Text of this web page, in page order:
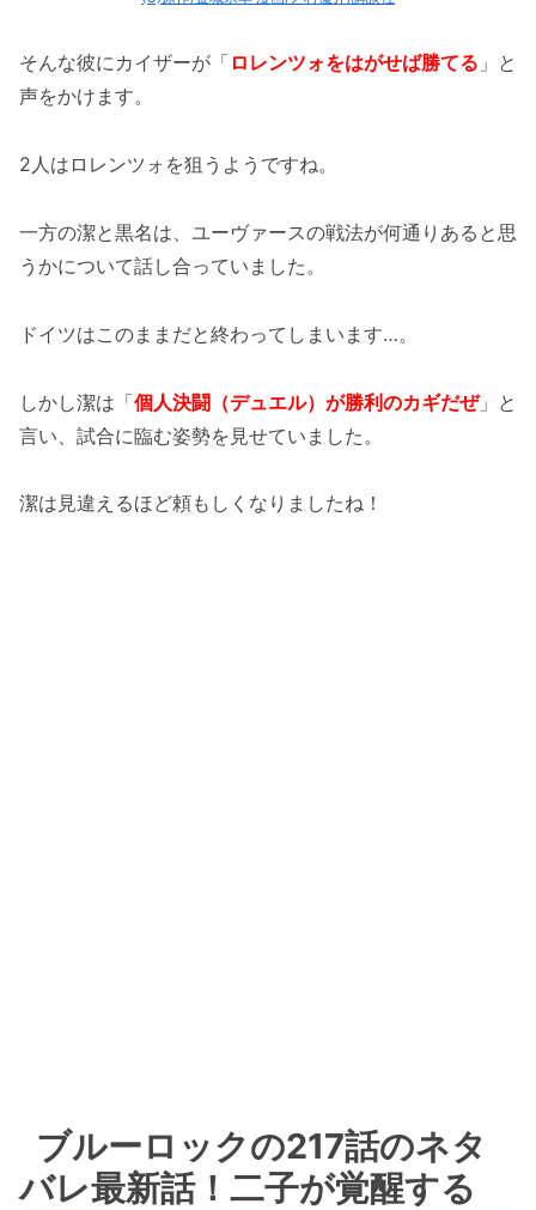
そんな彼にカイザーが「 ロレンツォをはがせば勝てる 」と
声をかけます。
2人はロレンツォを狙うようですね。
一方の潔と黒名は、ユーヴァースの戦法が何通りあると思
うかについて話し合っていました。
ドイツはこのままだと終わってしまいます…。
しかし潔は「個人決闘（デュエル）が勝利のカギだぜ」と
言い、試合に臨む姿勢を見せていました。
潔は見違えるほど頼もしくなりましたね！
ブルーロックの217話のネタ
バレ最新話！二子が覚醒する